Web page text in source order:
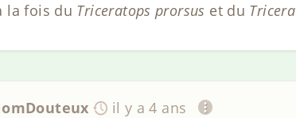
la fois du Triceratops prorsus et du
il y a 4 ans